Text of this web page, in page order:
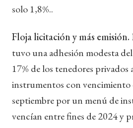
solo 1,8%..
Floja licitación y más emisión.
tuvo una adhesión modesta
17% de los tenedores privados
instrumentos con
septiembre por un menú de
vencían entre fines de 2024 y